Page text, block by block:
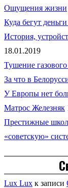
Ощущения жизни
Куда бегут
История,
18.01.2019
Тушение
За что в
У Европы нет
Матрос Железняк
Престижные
«советскую»
Lux Lux к записи